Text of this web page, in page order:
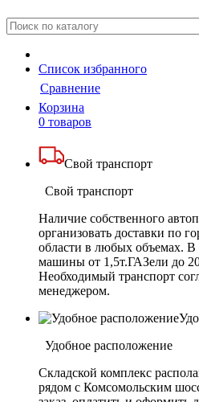
Cписок избранного
Сравнение
Корзина
0 товаров
Свой транспорт
Свой транспорт
Наличие собственного
организовать доставки по
области в любых объемах.
машины от 1,5т.ГАЗели до
Необходимый транспорт
менеджером.
Удобное расположение
Складской комплекс
рядом с Комсомольским